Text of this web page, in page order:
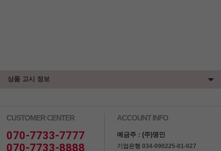
상품 고시 정보
CUSTOMER CENTER
070-7733-7777
070-7733-8888
ACCOUNT INFO
예금주 : (주)명인
기업은행 034-090225-01-027